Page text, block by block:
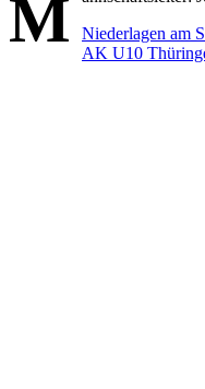
M
Niederlagen am
AK U10